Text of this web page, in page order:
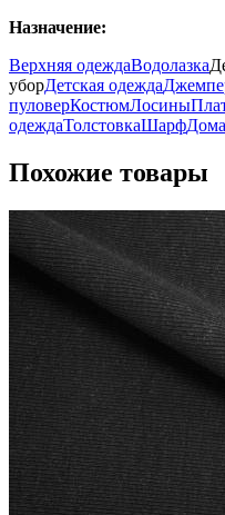
Назначение:
Верхняя одеждаВодолазка
уборДетская одежда
пуловерКостюмЛосины
одеждаТолстовкаШарф
Похожие товары